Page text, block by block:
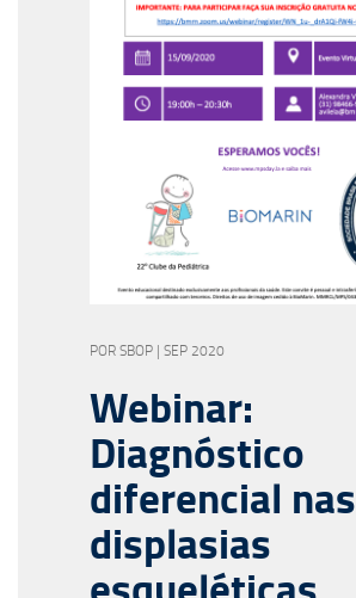
POR SBOP | SEP 2020
Webinar:
Diagnóstico
diferencial nas
displasias